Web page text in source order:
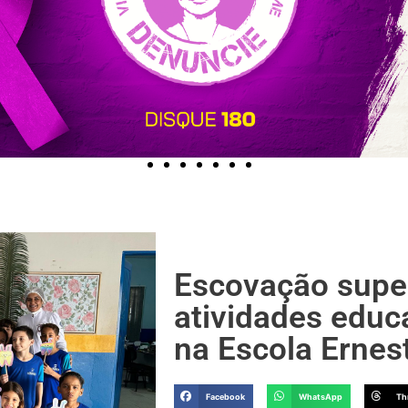
Escovação
atividades
na Escola
Facebook WhatsApp